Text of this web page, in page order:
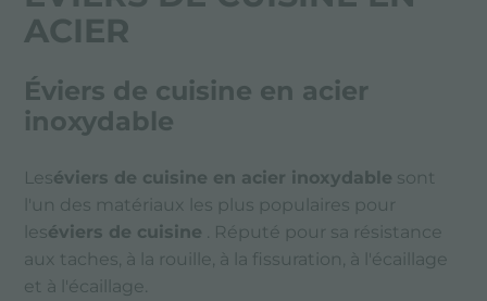
ACIER
Éviers de cuisine en acier
inoxydable
Leséviers de cuisine en acier inoxydable sont
l'un des matériaux les plus populaires pour
leséviers de cuisine . Réputé pour sa résistance
aux taches, à la rouille, à la fissuration, à l'écaillage
et à l'écaillage.